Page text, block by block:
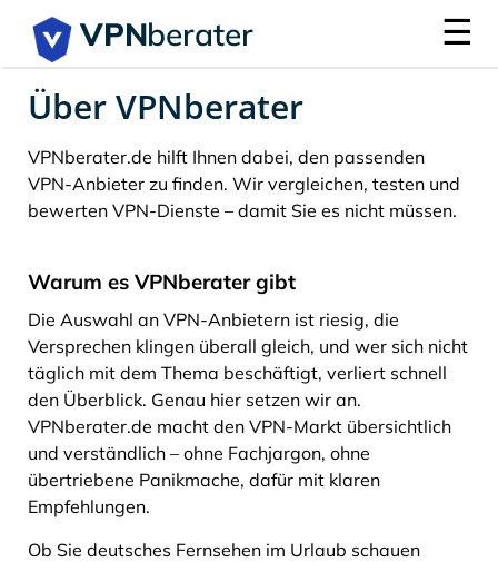
VPNberater ☰
Über VPNberater
VPNberater.de hilft Ihnen dabei, den passenden
VPN-Anbieter zu finden. Wir vergleichen, testen und
bewerten VPN-Dienste – damit Sie es nicht müssen.
Warum es VPNberater gibt
Die Auswahl an VPN-Anbietern ist riesig, die
Versprechen klingen überall gleich, und wer sich nicht
täglich mit dem Thema beschäftigt, verliert schnell
den Überblick. Genau hier setzen wir an.
VPNberater.de macht den VPN-Markt übersichtlich
und verständlich – ohne Fachjargon, ohne
übertriebene Panikmache, dafür mit klaren
Empfehlungen.
Ob Sie deutsches Fernsehen im Urlaub schauen